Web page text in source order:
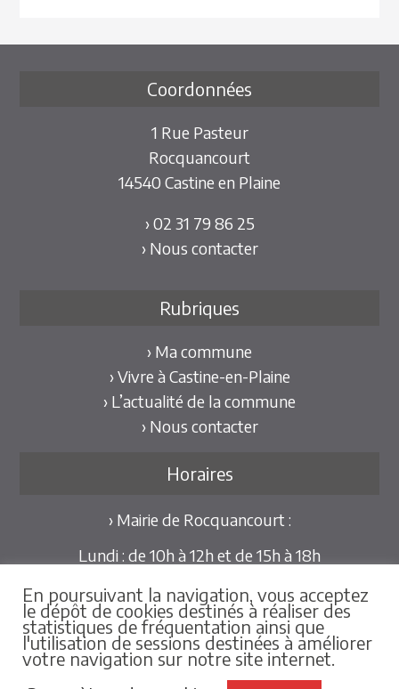
Coordonnées
1 Rue Pasteur
Rocquancourt
14540 Castine en Plaine
› 02 31 79 86 25
› Nous contacter
Rubriques
› Ma commune
› Vivre à Castine-en-Plaine
› L’actualité de la commune
› Nous contacter
Horaires
› Mairie de Rocquancourt :
Lundi : de 10h à 12h et de 15h à 18h
Mercredi et Vendredi : de 09h30 à 12h
Pour les mairies déléguées de Hubert-Folie et
Tilly-la-Campagne :
sur rdv au 02.31.79.86.25
En poursuivant la navigation, vous acceptez
le dépôt de cookies destinés à réaliser des
statistiques de fréquentation ainsi que
l'utilisation de sessions destinées à améliorer
votre navigation sur notre site internet.